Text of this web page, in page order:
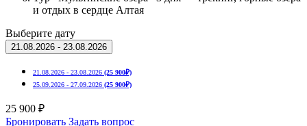
и отдых в сердце Алтая
Выберите дату
21.08.2026 - 23.08.2026
21.08.2026 - 23.08.2026 (25 900₽)
25.09.2026 - 27.09.2026 (25 900₽)
25 900 ₽
Бронировать Задать вопрос